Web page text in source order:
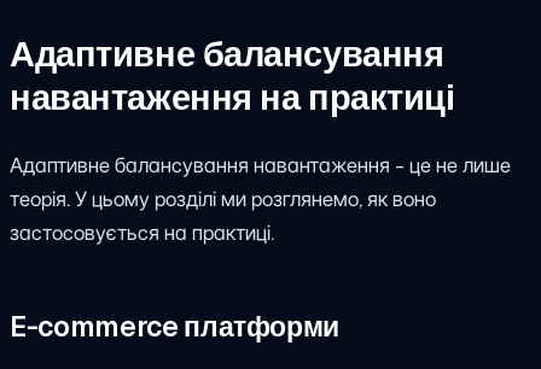
Адаптивне балансування
навантаження на практиці
Адаптивне балансування навантаження - це не лише
теорія. У цьому розділі ми розглянемо, як воно
застосовується на практиці.
E-commerce платформи